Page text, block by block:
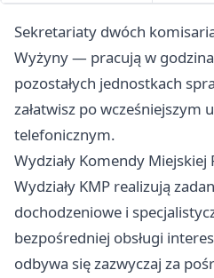
Sekretariaty dwóch
Wyżyny — pracują w
pozostałych jednostkach
załatwisz po wcześniejszym
telefonicznym.
Wydziały Komendy Miejskiej
Wydziały KMP realizują
dochodzeniowe i
bezpośredniej obsługi
odbywa się zazwyczaj za